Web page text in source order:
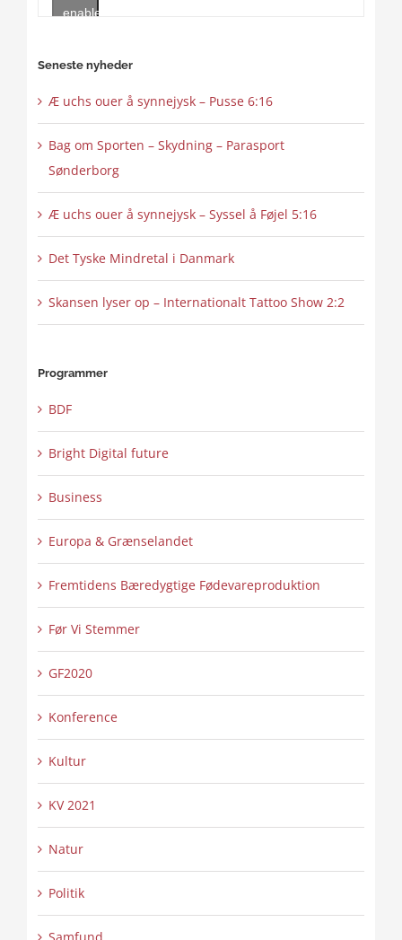
enable
Seneste nyheder
Æ uchs ouer å synnejysk – Pusse 6:16
Bag om Sporten – Skydning – Parasport
Sønderborg
Æ uchs ouer å synnejysk – Syssel å Føjel 5:16
Det Tyske Mindretal i Danmark
Skansen lyser op – Internationalt Tattoo Show 2:2
Programmer
BDF
Bright Digital future
Business
Europa & Grænselandet
Fremtidens Bæredygtige Fødevareproduktion
Før Vi Stemmer
GF2020
Konference
Kultur
KV 2021
Natur
Politik